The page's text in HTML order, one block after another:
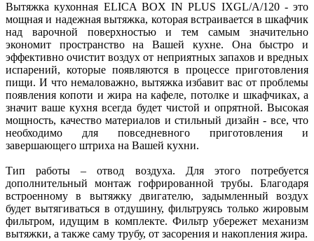
Вытяжка кухонная ELICA BOX IN PLUS IXGL/A/120 - это
мощная и надежная вытяжка, которая встраивается в шкафчик
над варочной поверхностью и тем самым значительно
экономит пространство на Вашей кухне. Она быстро и
эффективно очистит воздух от неприятных запахов и вредных
испарений, которые появляются в процессе приготовления
пищи. И что немаловажно, вытяжка избавит вас от проблемы
появления копоти и жира на кафеле, потолке и шкафчиках, а
значит ваше кухня всегда будет чистой и опрятной. Высокая
мощность, качество материалов и стильный дизайн - все, что
необходимо для повседневного приготовления и
завершающего штриха на Вашей кухни.
Тип работы – отвод воздуха. Для этого потребуется
дополнительный монтаж гофрированной трубы. Благодаря
встроенному в вытяжку двигателю, задымленный воздух
будет вытягиваться в отдушину, фильтруясь только жировым
фильтром, идущим в комплекте. Фильтр убережет механизм
вытяжки, а также саму трубу, от засорения и накопления жира.